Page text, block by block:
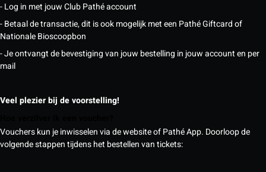
- Log in met jouw Club Pathé account
- Betaal de transactie, dit is ook mogelijk met een Pathé Giftcard of
Nationale Bioscoopbon
- Je ontvangt de bevestiging van jouw bestelling in jouw account en per
mail
Veel plezier bij de voorstelling!
Vouchers kun je inwisselen via de website of Pathé App. Doorloop de
volgende stappen tijdens het bestellen van tickets: